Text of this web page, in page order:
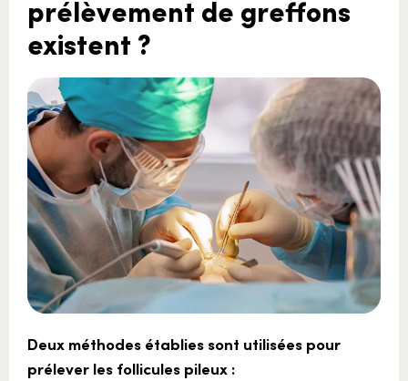
prélèvement de greffons
existent ?
Deux méthodes établies sont utilisées pour
prélever les follicules pileux :